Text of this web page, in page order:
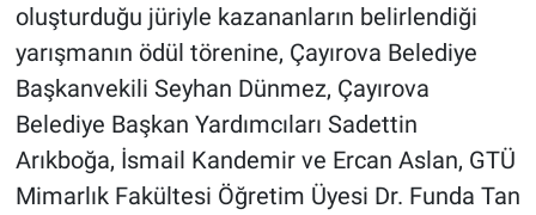
oluşturduğu jüriyle kazananların belirlendiği
yarışmanın ödül törenine, Çayırova Belediye
Başkanvekili Seyhan Dünmez, Çayırova
Belediye Başkan Yardımcıları Sadettin
Arıkboğa, İsmail Kandemir ve Ercan Aslan, GTÜ
Mimarlık Fakültesi Öğretim Üyesi Dr. Funda Tan